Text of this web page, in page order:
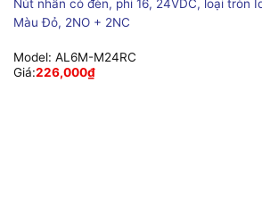
Nút nhấn có đèn, phi 16, 24VDC, loại tròn
Màu Đỏ, 2NO + 2NC
Model: AL6M-M24RC
Giá:226,000₫